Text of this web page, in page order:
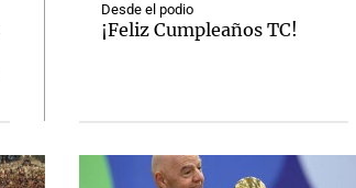
Desde el podio
¡Feliz Cumpleaños TC!